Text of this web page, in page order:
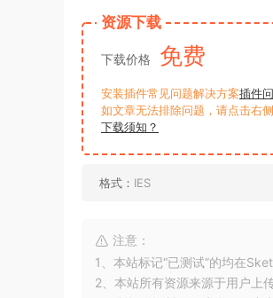
资源下载
下载价格 免费
安装插件常见问题解决方案插件
如文章无法排除问题，请点击右
下载须知？
格式： IES
注意：
1、本站标记“已测试”的均在
2、本站所有资源来源于用户上